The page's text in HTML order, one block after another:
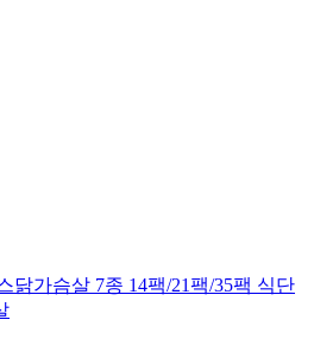
닭가슴살 7종 14팩/21팩/35팩 식단